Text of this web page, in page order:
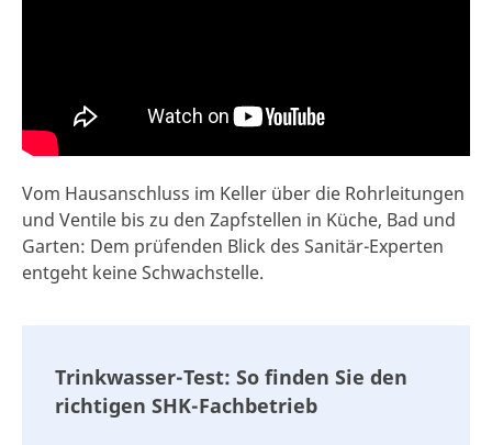
Vom Hausanschluss im Keller über die Rohrleitungen
und Ventile bis zu den Zapfstellen in Küche, Bad und
Garten: Dem prüfenden Blick des Sanitär-Experten
entgeht keine Schwachstelle.
Trinkwasser-Test: So finden Sie den
richtigen SHK-Fachbetrieb